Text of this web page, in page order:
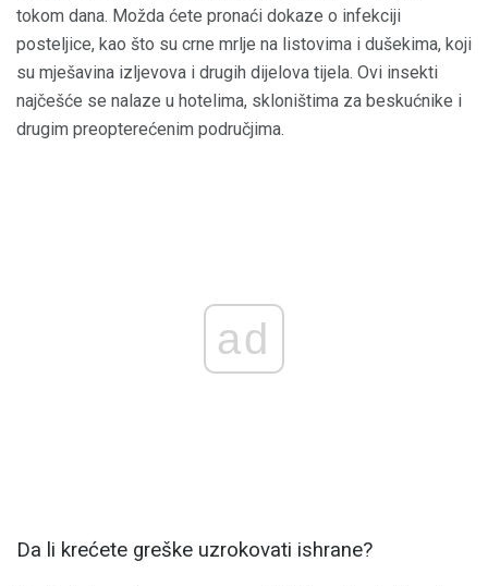
tokom dana. Možda ćete pronaći dokaze o infekciji
posteljice, kao što su crne mrlje na listovima i dušekima, koji
su mješavina izljevova i drugih dijelova tijela. Ovi insekti
najčešće se nalaze u hotelima, skloništima za beskućnike i
drugim preopterećenim područjima.
ad
Da li krećete greške uzrokovati ishrane?